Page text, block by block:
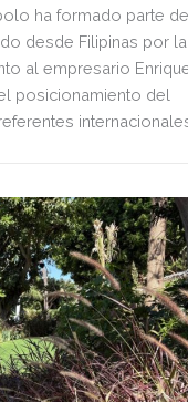
ha formado parte
desde Filipinas por la
al empresario
posicionamiento del